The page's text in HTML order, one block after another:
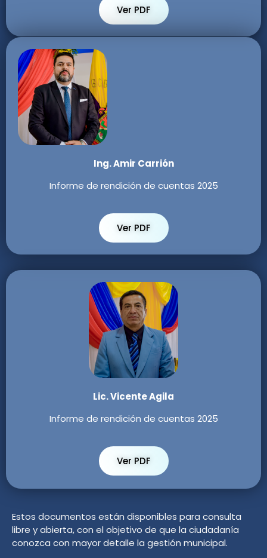
Ver PDF
Ing. Amir Carrión
Informe de rendición de cuentas 2025
Ver PDF
Lic. Vicente Agila
Informe de rendición de cuentas 2025
Ver PDF
Estos documentos están disponibles para consulta
libre y abierta, con el objetivo de que la ciudadanía
conozca con mayor detalle la gestión municipal.